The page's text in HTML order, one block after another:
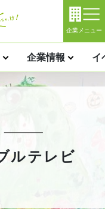
企業メニュー
企業情報 イ
ルテレビ